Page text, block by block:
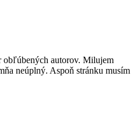
obľúbených autorov. Milujem
neúplný. Aspoň stránku musím